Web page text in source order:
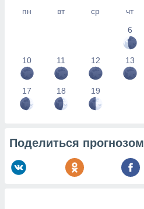
пн вт ср чт
6
10 11 12 13
17 18 19
Поделиться прогнозом